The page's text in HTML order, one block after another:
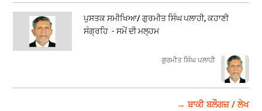
ਪੁਸਤਕ ਸਮੀਖਿਆ/ ਗੁਰਮੀਤ ਸਿੰਘ ਪਲਾਹੀ, ਕਹਾਣੀ
ਸੰਗ੍ਰਹਿ - ਸਮੇਂ ਦੀ ਮਲ੍ਹਮ
ਗੁਰਮੀਤ ਸਿੰਘ ਪਲਾਹੀ
→ ਬਾਕੀ ਬਲੌਗਜ਼ / ਲੇਖ